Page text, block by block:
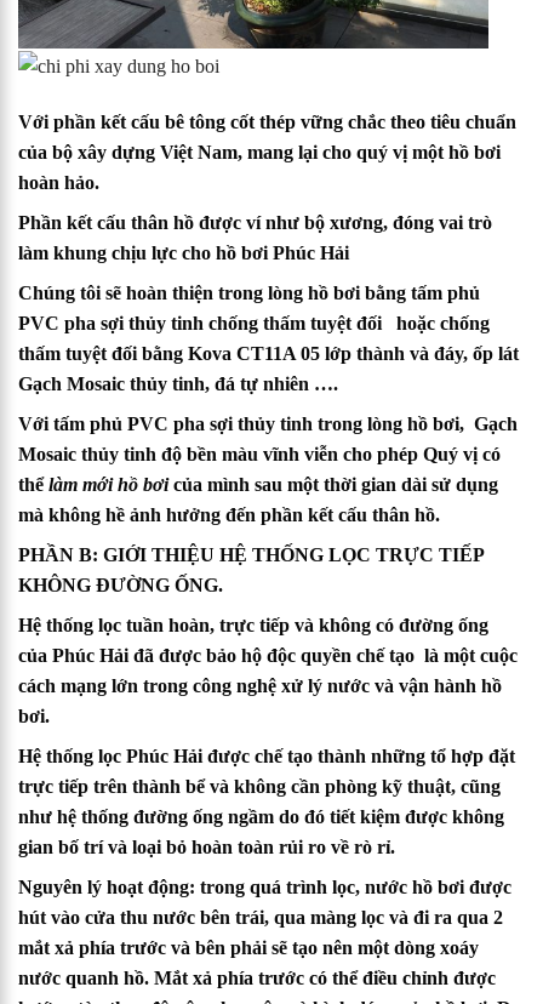
Với phần kết cấu bê tông cốt thép vững chắc theo tiêu chuẩn
của bộ xây dựng Việt Nam, mang lại cho quý vị một hồ bơi
hoàn hảo.
Phần kết cấu thân hồ được ví như bộ xương, đóng vai trò
làm khung chịu lực cho hồ bơi Phúc Hải
Chúng tôi sẽ hoàn thiện trong lòng hồ bơi bằng tấm phủ
PVC pha sợi thủy tinh chống thấm tuyệt đối hoặc chống
thấm tuyệt đối bằng Kova CT11A 05 lớp thành và đáy, ốp lát
Gạch Mosaic thủy tinh, đá tự nhiên ….
Với tấm phủ PVC pha sợi thủy tinh trong lòng hồ bơi, Gạch
Mosaic thủy tinh độ bền màu vĩnh viễn cho phép Quý vị có
thểlàm mới hồ bơicủa mình sau một thời gian dài sử dụng
mà không hề ảnh hưởng đến phần kết cấu thân hồ.
PHẦN B: GIỚI THIỆU HỆ THỐNG LỌC TRỰC TIẾP
KHÔNG ĐƯỜNG ỐNG.
Hệ thống lọc tuần hoàn, trực tiếp và không có đường ống
của Phúc Hải đã được bảo hộ độc quyền chế tạo là một cuộc
cách mạng lớn trong công nghệ xử lý nước và vận hành hồ
bơi.
Hệ thống lọc Phúc Hải được chế tạo thành những tổ hợp đặt
trực tiếp trên thành bể và không cần phòng kỹ thuật, cũng
như hệ thống đường ống ngầm do đó tiết kiệm được không
gian bố trí và loại bỏ hoàn toàn rủi ro về rò rỉ.
Nguyên lý hoạt động: trong quá trình lọc, nước hồ bơi được
hút vào cửa thu nước bên trái, qua màng lọc và đi ra qua 2
mắt xả phía trước và bên phải sẽ tạo nên một dòng xoáy
nước quanh hồ. Mắt xả phía trước có thể điều chỉnh được